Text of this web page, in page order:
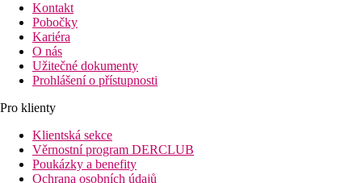
Kontakt
Pobočky
Kariéra
O nás
Užitečné dokumenty
Prohlášení o přístupnosti
Pro klienty
Klientská sekce
Věrnostní program DERCLUB
Poukázky a benefity
Ochrana osobních údajů